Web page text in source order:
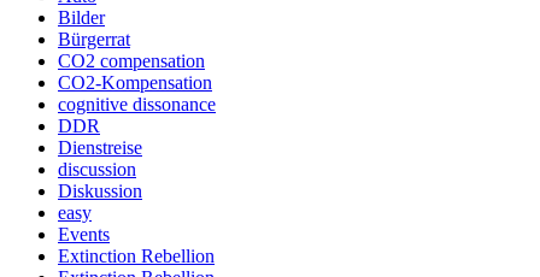
Bilder
Bürgerrat
CO2 compensation
CO2-Kompensation
cognitive dissonance
DDR
Dienstreise
discussion
Diskussion
easy
Events
Extinction Rebellion